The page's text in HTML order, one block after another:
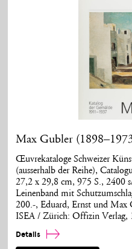
Max Gubler
Œuvrekataloge Schweizer
(ausserhalb der Reihe),
27,2 x 29,8 cm, 975 S., 2400
Leinenband mit
200.-, Eduard, Ernst und
ISEA / Zürich: Offizin Verlag,
Details